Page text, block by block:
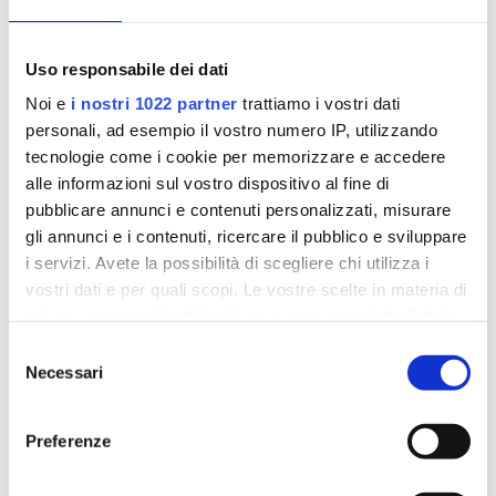
Uso responsabile dei dati
Noi e i nostri 1022 partner trattiamo i vostri dati
personali, ad esempio il vostro numero IP, utilizzando
tecnologie come i cookie per memorizzare e accedere
alle informazioni sul vostro dispositivo al fine di
pubblicare annunci e contenuti personalizzati, misurare
gli annunci e i contenuti, ricercare il pubblico e sviluppare
i servizi. Avete la possibilità di scegliere chi utilizza i
vostri dati e per quali scopi. Le vostre scelte in materia di
modificare o revocare il proprio consenso in qualsiasi
momento dalla Dichiarazione sui cookie o facendo clic
delNecessari
Preferenze
CARBOSSITERAPIA PER LA CELLULITE:
COME FUNZIONA, BENEFICI E QUANDO È
INDICATA
Lug 17, 2026
LEGGI TUTTO